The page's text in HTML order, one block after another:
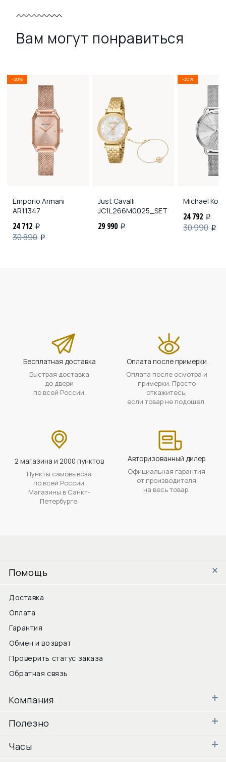
Вам могут понравиться
-20%
Emporio Armani
AR11347
24 712 i
30 890 i
Just Cavalli
JC1L266M0025_SET
29 990 i
-20%
Michael Kors
24 792 i
30 990 i
Бесплатная доставка
Быстрая доставка
до двери
по всей России.
Оплата после примерки
Оплата после осмотра и
примерки. Просто
откажитесь,
если товар не подошел.
2 магазина и 2000 пунктов
Пункты самовывоза
по всей России.
Магазины в Санкт-
Петербурге.
Авторизованный дилер
Официальная гарантия
от производителя
на весь товар.
Помощь
Доставка
Оплата
Гарантия
Обмен и возврат
Проверить статус заказа
Обратная связь
Компания
Полезно
Часы